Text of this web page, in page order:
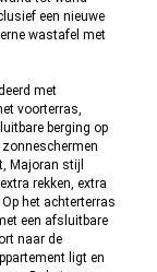
een nieuwe
wastafel met
met
voorterras,
berging op
Majoran stijl
rekken, extra
het achterterras
een afsluitbare
naar de
ligt en